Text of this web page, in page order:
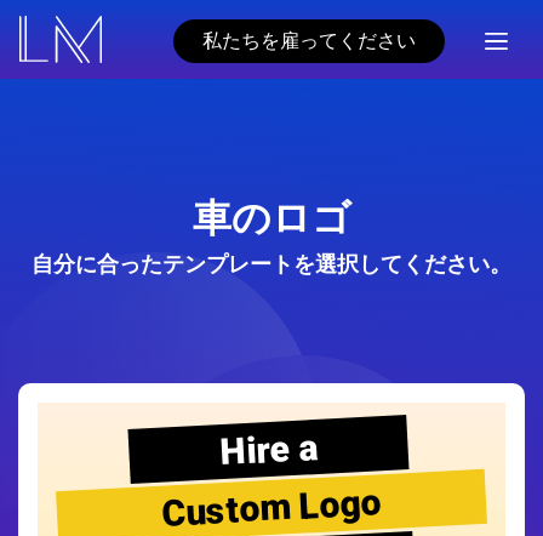
私たちを雇ってください
車のロゴ
自分に合ったテンプレートを選択してください。
Hire a
Custom Logo